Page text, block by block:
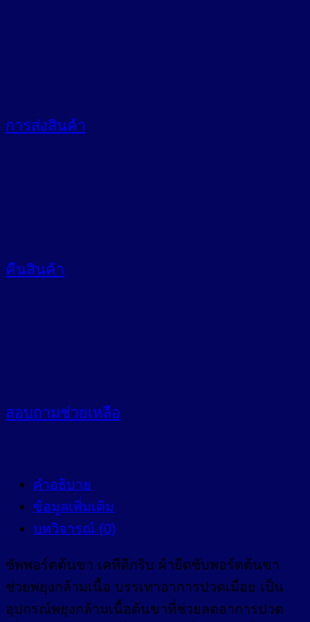
การส่งสินค้า
คืนสินค้า
สอบถามช่วยเหลือ
คำอธิบาย
ข้อมูลเพิ่มเติม
บทวิจารณ์ (0)
ซัพพอร์ตต้นขา เคทีดีกริบ ผ้ายืดซับพอร์ตต้นขา
ช่วยพยุงกล้ามเนื้อ บรรเทาอาการปวดเมื่อย เป็น
อุปกรณ์พยุงกล้ามเนื้อต้นขาที่ช่วยลดอาการปวด